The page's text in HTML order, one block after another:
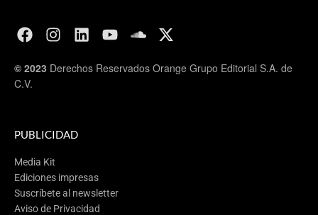
© 2023 Derechos Reservados Orange Grupo Editorial S.A. de
C.V.
PUBLICIDAD
Media Kit
Ediciones impresas
Suscríbete al newsletter
Aviso de Privacidad